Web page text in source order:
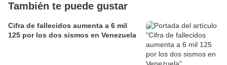
También te puede gustar
Cifra de fallecidos aumenta a 6 mil
125 por los dos sismos en Venezuela